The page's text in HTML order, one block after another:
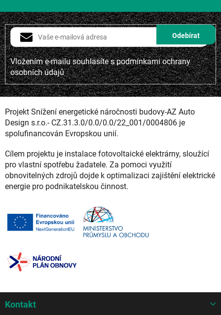
Vložením e-mailu souhlasíte spodmínkami ochrany
osobních údajů
Projekt Snížení energetické náročnosti budovy-AZ Auto
Design s.r.o.- CZ.31.3.0/0.0/0.0/22_001/0004806 je
spolufinancován Evropskou unií.
Cílem projektu je instalace fotovoltaické elektrárny, sloužící
pro vlastní spotřebu žadatele. Za pomoci využití
obnovitelných zdrojů dojde k optimalizaci zajištění elektrické
energie pro podnikatelskou činnost.
Kontakt